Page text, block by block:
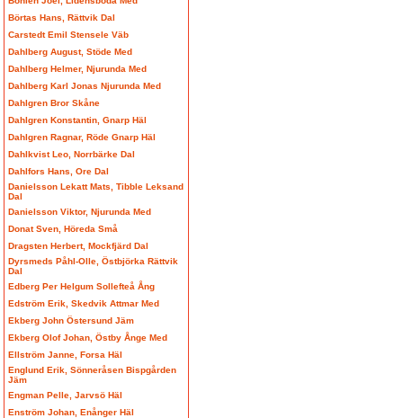
Börtas Hans, Rättvik Dal
Carstedt Emil Stensele Väb
Dahlberg August, Stöde Med
Dahlberg Helmer, Njurunda Med
Dahlberg Karl Jonas Njurunda Med
Dahlgren Bror Skåne
Dahlgren Konstantin, Gnarp Häl
Dahlgren Ragnar, Röde Gnarp Häl
Dahlkvist Leo, Norrbärke Dal
Dahlfors Hans, Ore Dal
Danielsson Lekatt Mats, Tibble Leksand
Dal
Danielsson Viktor, Njurunda Med
Donat Sven, Höreda Små
Dragsten Herbert, Mockfjärd Dal
Dyrsmeds Påhl-Olle, Östbjörka Rättvik
Dal
Edberg Per Helgum Sollefteå Ång
Edström Erik, Skedvik Attmar Med
Ekberg John Östersund Jäm
Ekberg Olof Johan, Östby Ånge Med
Ellström Janne, Forsa Häl
Englund Erik, Sönneråsen Bispgården
Jäm
Engman Pelle, Jarvsö Häl
Enström Johan, Enånger Häl